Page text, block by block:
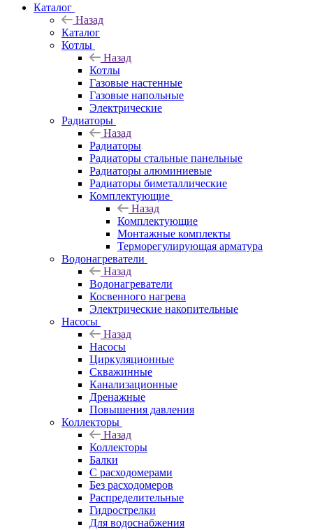
Каталог
Назад
Каталог
Котлы
Назад
Котлы
Газовые настенные
Газовые напольные
Электрические
Радиаторы
Назад
Радиаторы
Радиаторы стальные панельные
Радиаторы алюминиевые
Радиаторы биметаллические
Комплектующие
Назад
Комплектующие
Монтажные комплекты
Терморегулирующая арматура
Водонагреватели
Назад
Водонагреватели
Косвенного нагрева
Электрические накопительные
Насосы
Назад
Насосы
Циркуляционные
Скважинные
Канализационные
Дренажные
Повышения давления
Коллекторы
Назад
Коллекторы
Балки
С расходомерами
Без расходомеров
Распределительные
Гидрострелки
Для водоснабжения